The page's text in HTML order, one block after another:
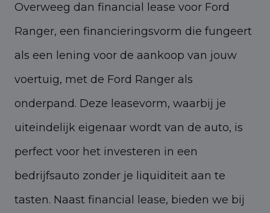
Overweeg dan financial lease voor Ford
Ranger, een financieringsvorm die fungeert
als een lening voor de aankoop van jouw
voertuig, met de Ford Ranger als
onderpand. Deze leasevorm, waarbij je
uiteindelijk eigenaar wordt van de auto, is
perfect voor het investeren in een
bedrijfsauto zonder je liquiditeit aan te
tasten. Naast financial lease, bieden we bij